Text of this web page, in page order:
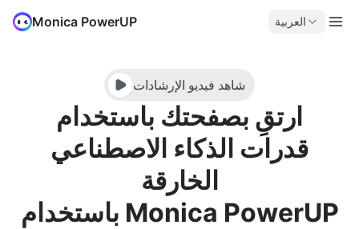
Monica PowerUP العربية
شاهد فيديو الإرشادات
ارتقِ بصفحتك باستخدام
قدرات الذكاء الاصطناعي
الخارقة
باستخدام Monica PowerUP